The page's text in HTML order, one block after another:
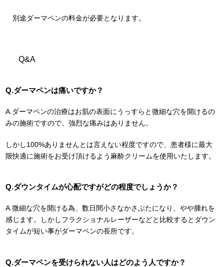
別途ダーマペンの料金が必要となります。
Q&A
Q.ダーマペンは痛いですか？
A.ダーマペンの治療はお肌の表面にうっすらと微細な穴を開けるの
みの施術ですので、強烈な痛みはありません。
しかし100%ありませんとは言えない程度ですので、患者様に最大
限快適に施術をお受け頂けるよう麻酔クリームを使用いたします。
Q.ダウンタイムが心配ですがどの程度でしょうか？
A.微細な穴を開ける為、数日間小さなかさぶたになり、やや腫れを
感じます。しかしフラクショナルレーザーなどと比較するとダウン
タイムが短い事がダーマペンの長所です。
Q.ダーマペンを受けられない人はどのよう人ですか？